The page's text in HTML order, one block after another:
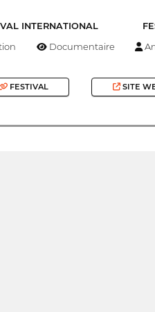
INTERNATIONAL
Documentaire
FESTIVAL SITE